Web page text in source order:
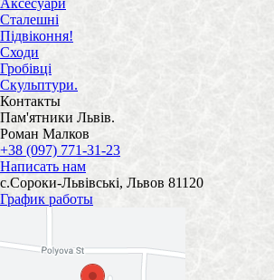
Аксесуари
Сталешні
Підвіконня!
Сходи
Гробівці
Скульптури.
Контакты
Пам'ятники Львів.
Роман Малков
+38 (097) 771-31-23
Написать нам
с.Сороки-Львівські, Львов 81120
График работы